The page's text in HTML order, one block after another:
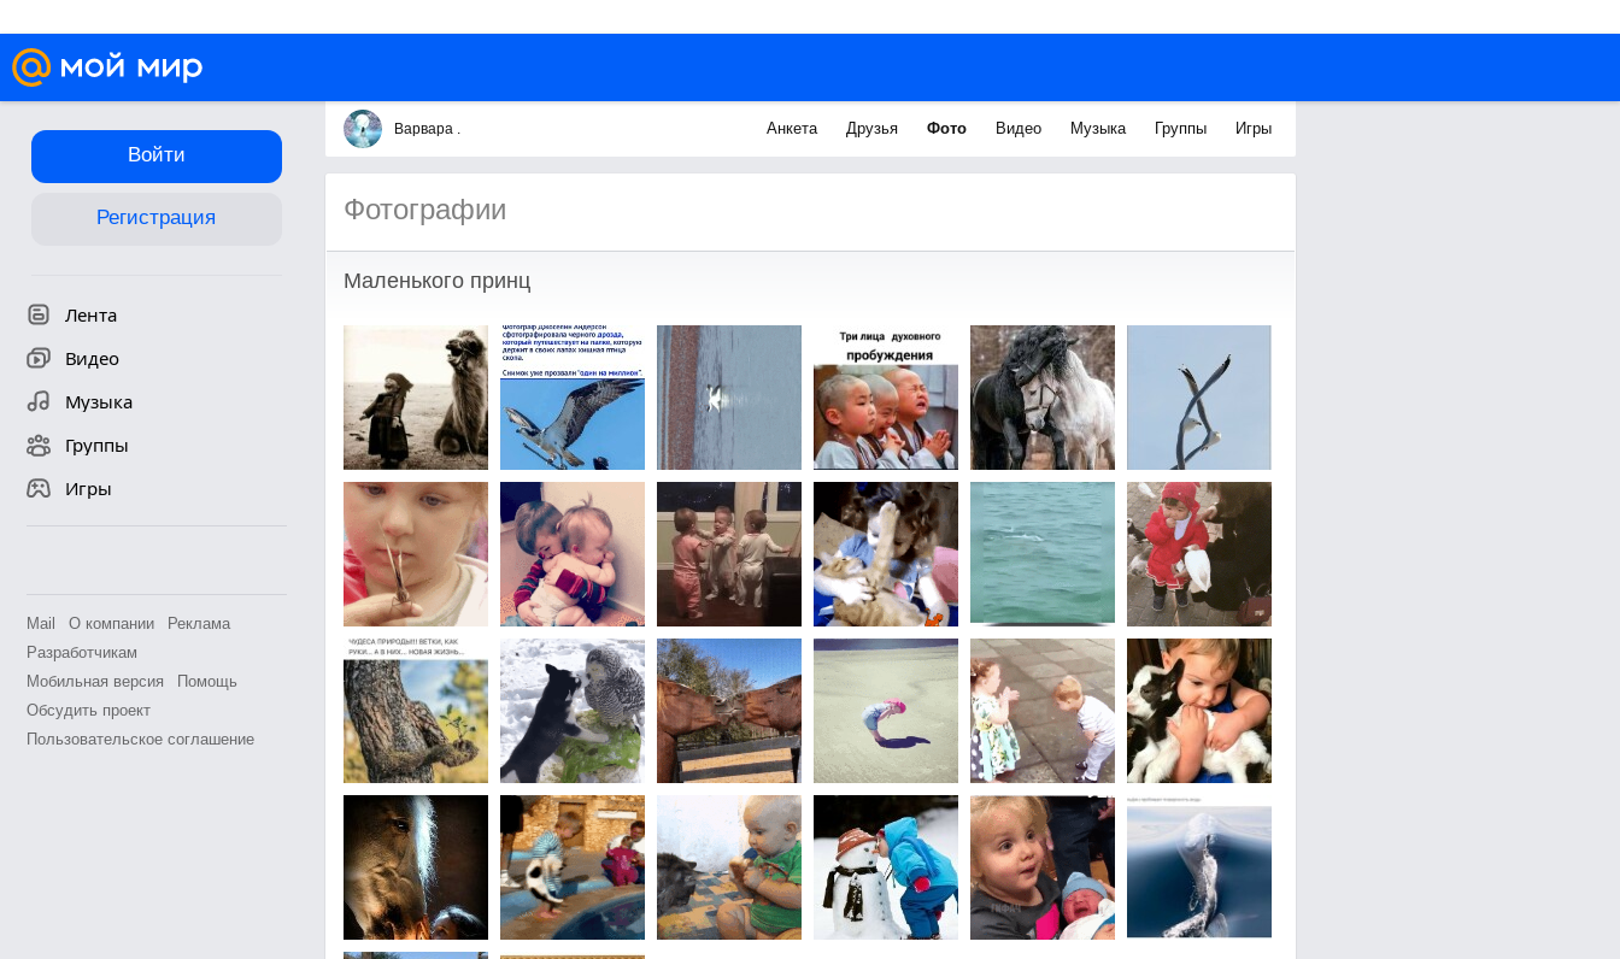
Войти
Регистрация
Лента
Видео
Музыка
Группы
Игры
Mail О компании
Реклама
Разработчикам
Мобильная версия
Помощь
Обсудить проект
Пользовательское соглашение
Варвара . Анкета Друзья Фото Видео Музыка Группы Игры
Фотографии
Маленького принц